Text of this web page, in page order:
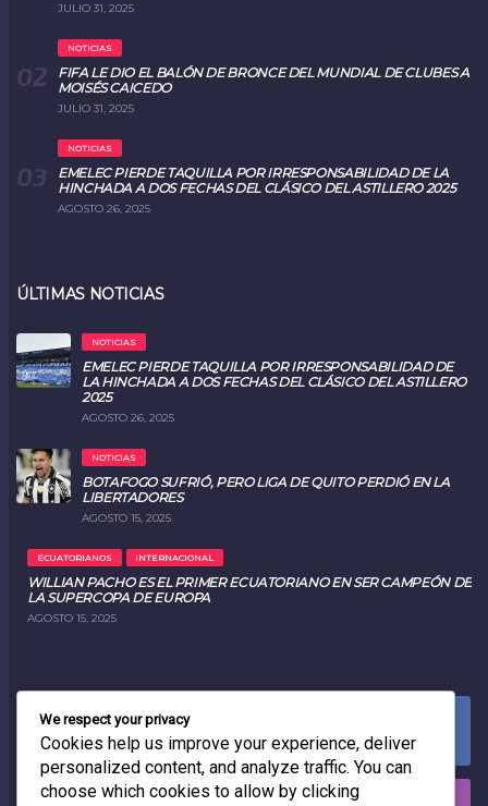
JULIO 31, 2025
NOTICIAS
FIFA LE DIO EL BALÓN DE BRONCE DEL MUNDIAL DE CLUBES A
MOISÉS CAICEDO
JULIO 31, 2025
NOTICIAS
EMELEC PIERDE TAQUILLA POR IRRESPONSABILIDAD DE LA
HINCHADA A DOS FECHAS DEL CLÁSICO DEL ASTILLERO 2025
AGOSTO 26, 2025
ÚLTIMAS NOTICIAS
NOTICIAS
EMELEC PIERDE TAQUILLA POR IRRESPONSABILIDAD DE
LA HINCHADA A DOS FECHAS DEL CLÁSICO DEL ASTILLERO
2025
AGOSTO 26, 2025
NOTICIAS
BOTAFOGO SUFRIÓ, PERO LIGA DE QUITO PERDIÓ EN LA
LIBERTADORES
AGOSTO 15, 2025
ECUATORIANOS INTERNACIONAL
WILLIAN PACHO ES EL PRIMER ECUATORIANO EN SER CAMPEÓN DE
LA SUPERCOPA DE EUROPA
AGOSTO 15, 2025
FACEBOOK
0LIKES
We respect your privacy
Cookies help us improve your experience, deliver
personalized content, and analyze traffic. You can
choose which cookies to allow by clicking